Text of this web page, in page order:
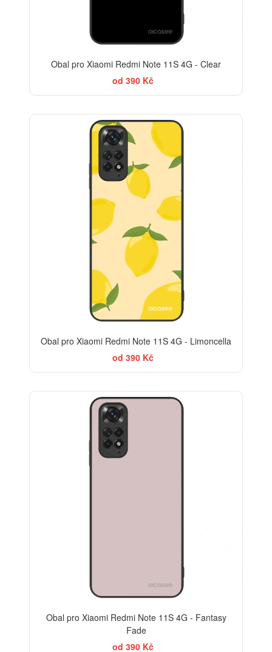
Obal pro Xiaomi Redmi Note 11S 4G - Clear
od 390 Kč
Obal pro Xiaomi Redmi Note 11S 4G - Limoncella
od 390 Kč
Obal pro Xiaomi Redmi Note 11S 4G - Fantasy
Fade
od 390 Kč